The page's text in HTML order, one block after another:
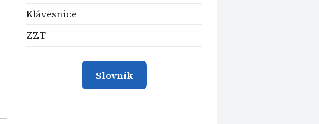
Klávesnice
ZZT
Slovník